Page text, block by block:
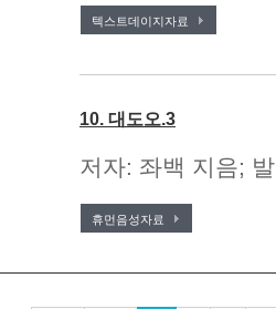
텍스트데이지자료
10. 대도오.3
저자: 좌백 지음;
휴먼음성자료